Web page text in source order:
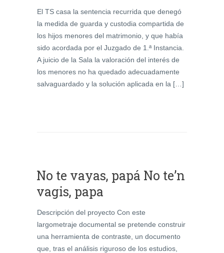
El TS casa la sentencia recurrida que denegó
la medida de guarda y custodia compartida de
los hijos menores del matrimonio, y que había
sido acordada por el Juzgado de 1.ª Instancia.
A juicio de la Sala la valoración del interés de
los menores no ha quedado adecuadamente
salvaguardado y la solución aplicada en la […]
No te vayas, papá No te’n
vagis, papa
Descripción del proyecto Con este
largometraje documental se pretende construir
una herramienta de contraste, un documento
que, tras el análisis riguroso de los estudios,